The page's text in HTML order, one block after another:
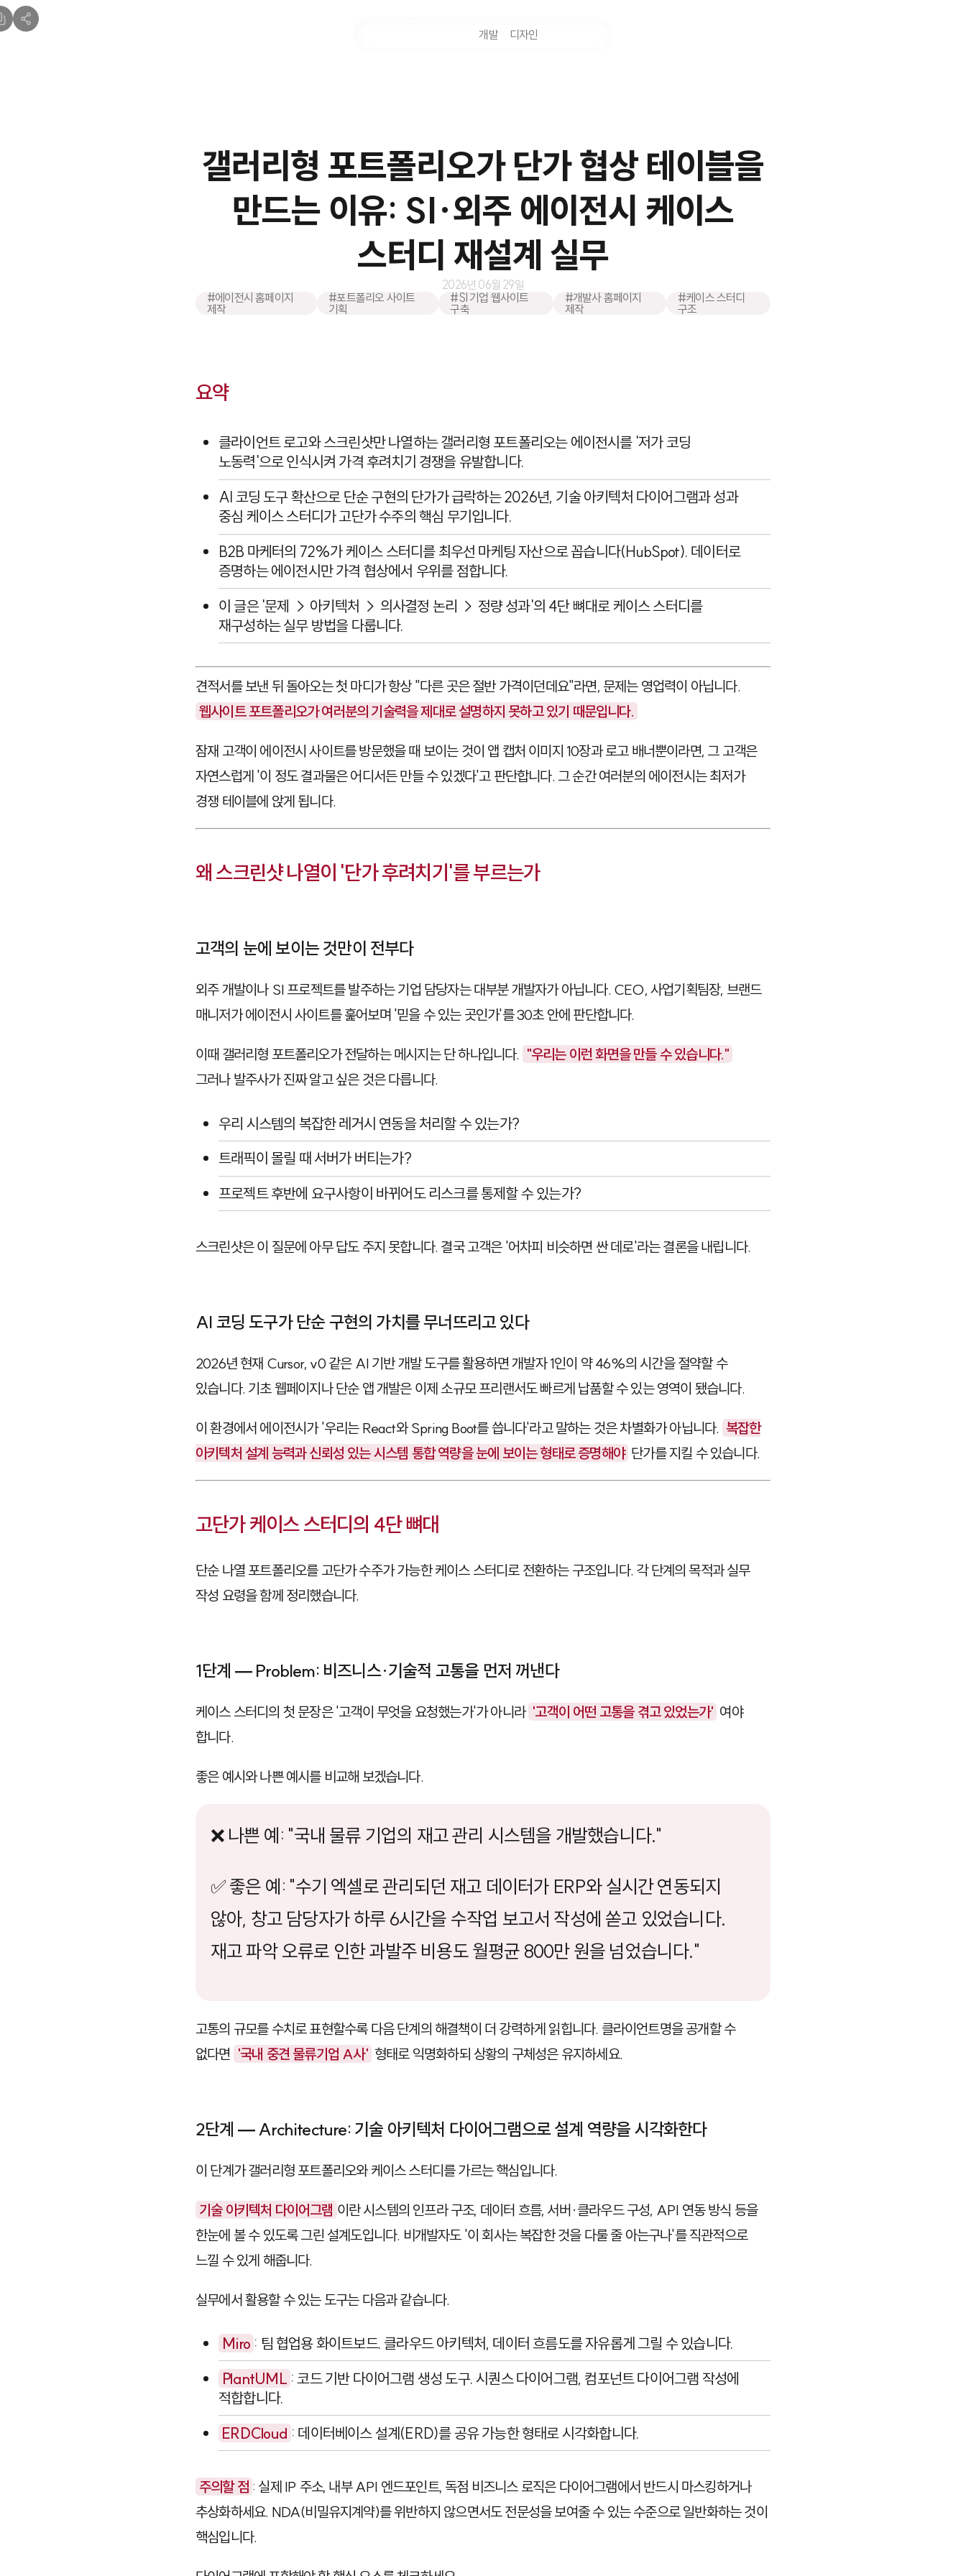
개발 디자인
갤러리형 포트폴리오가 단가 협상 테이블을
만드는 이유: SI·외주 에이전시 케이스
스터디 재설계 실무
2026년 06월 29일
#에이전시 홈페이지
제작
#포트폴리오 사이트
기획
#SI 기업 웹사이트
구축
#개발사 홈페이지
제작
#케이스 스터디
구조
요약
클라이언트 로고와 스크린샷만 나열하는 갤러리형 포트폴리오는 에이전시를 '저가 코딩
노동력'으로 인식시켜 가격 후려치기 경쟁을 유발합니다.
AI 코딩 도구 확산으로 단순 구현의 단가가 급락하는 2026년, 기술 아키텍처 다이어그램과 성과
중심 케이스 스터디가 고단가 수주의 핵심 무기입니다.
B2B 마케터의 72%가 케이스 스터디를 최우선 마케팅 자산으로 꼽습니다(HubSpot). 데이터로
증명하는 에이전시만 가격 협상에서 우위를 점합니다.
이 글은 '문제 → 아키텍처 → 의사결정 논리 → 정량 성과'의 4단 뼈대로 케이스 스터디를
재구성하는 실무 방법을 다룹니다.
견적서를 보낸 뒤 돌아오는 첫 마디가 항상 "다른 곳은 절반 가격이던데요"라면, 문제는 영업력이 아닙니다.
웹사이트 포트폴리오가 여러분의 기술력을 제대로 설명하지 못하고 있기 때문입니다.
잠재 고객이 에이전시 사이트를 방문했을 때 보이는 것이 앱 캡처 이미지 10장과 로고 배너뿐이라면, 그 고객은
자연스럽게 '이 정도 결과물은 어디서든 만들 수 있겠다'고 판단합니다. 그 순간 여러분의 에이전시는 최저가
경쟁 테이블에 앉게 됩니다.
왜 스크린샷 나열이 '단가 후려치기'를 부르는가
고객의 눈에 보이는 것만이 전부다
외주 개발이나 SI 프로젝트를 발주하는 기업 담당자는 대부분 개발자가 아닙니다. CEO, 사업기획팀장, 브랜드
매니저가 에이전시 사이트를 훑어보며 '믿을 수 있는 곳인가'를 30초 안에 판단합니다.
이때 갤러리형 포트폴리오가 전달하는 메시지는 단 하나입니다. "우리는 이런 화면을 만들 수 있습니다."
그러나 발주사가 진짜 알고 싶은 것은 다릅니다.
우리 시스템의 복잡한 레거시 연동을 처리할 수 있는가?
트래픽이 몰릴 때 서버가 버티는가?
프로젝트 후반에 요구사항이 바뀌어도 리스크를 통제할 수 있는가?
스크린샷은 이 질문에 아무 답도 주지 못합니다. 결국 고객은 '어차피 비슷하면 싼 데로'라는 결론을 내립니다.
AI 코딩 도구가 단순 구현의 가치를 무너뜨리고 있다
2026년 현재 Cursor, v0같은 AI 기반 개발 도구를 활용하면 개발자 1인이 약 46%의 시간을 절약할 수
있습니다. 기초 웹페이지나 단순 앱 개발은 이제 소규모 프리랜서도 빠르게 납품할 수 있는 영역이 됐습니다.
이 환경에서 에이전시가 '우리는 React와 Spring Boot를 씁니다'라고 말하는 것은 차별화가 아닙니다. 복잡한
아키텍처 설계 능력과 신뢰성 있는 시스템 통합 역량을 눈에 보이는 형태로 증명해야 단가를 지킬 수 있습니다.
고단가 케이스 스터디의 4단 뼈대
단순 나열 포트폴리오를 고단가 수주가 가능한 케이스 스터디로 전환하는 구조입니다. 각 단계의 목적과 실무
작성 요령을 함께 정리했습니다.
1단계 — Problem: 비즈니스·기술적 고통을 먼저 꺼낸다
케이스 스터디의 첫 문장은 '고객이 무엇을 요청했는가'가 아니라 '고객이 어떤 고통을 겪고 있었는가' 여야
합니다.
좋은 예시와 나쁜 예시를 비교해 보겠습니다.
❌ 나쁜 예: "국내 물류 기업의 재고 관리 시스템을 개발했습니다."
✅ 좋은 예: "수기 엑셀로 관리되던 재고 데이터가 ERP와 실시간 연동되지
않아, 창고 담당자가 하루 6시간을 수작업 보고서 작성에 쏟고 있었습니다.
재고 파악 오류로 인한 과발주 비용도 월평균 800만 원을 넘었습니다."
고통의 규모를 수치로 표현할수록 다음 단계의 해결책이 더 강력하게 읽힙니다. 클라이언트명을 공개할 수
없다면 '국내 중견 물류기업 A사' 형태로 익명화하되 상황의 구체성은 유지하세요.
2단계 — Architecture: 기술 아키텍처 다이어그램으로 설계 역량을 시각화한다
이 단계가 갤러리형 포트폴리오와 케이스 스터디를 가르는 핵심입니다.
기술 아키텍처 다이어그램 이란 시스템의 인프라 구조, 데이터 흐름, 서버·클라우드 구성, API 연동 방식 등을
한눈에 볼 수 있도록 그린 설계도입니다. 비개발자도 '이 회사는 복잡한 것을 다룰 줄 아는구나'를 직관적으로
느낄 수 있게 해줍니다.
실무에서 활용할 수 있는 도구는 다음과 같습니다.
Miro : 팀 협업용 화이트보드. 클라우드 아키텍처, 데이터 흐름도를 자유롭게 그릴 수 있습니다.
PlantUML : 코드 기반 다이어그램 생성 도구. 시퀀스 다이어그램, 컴포넌트 다이어그램 작성에
적합합니다.
ERDCloud : 데이터베이스 설계(ERD)를 공유 가능한 형태로 시각화합니다.
주의할 점 : 실제 IP 주소, 내부 API 엔드포인트, 독점 비즈니스 로직은 다이어그램에서 반드시 마스킹하거나
추상화하세요. NDA(비밀유지계약)를 위반하지 않으면서도 전문성을 보여줄 수 있는 수준으로 일반화하는 것이
핵심입니다.